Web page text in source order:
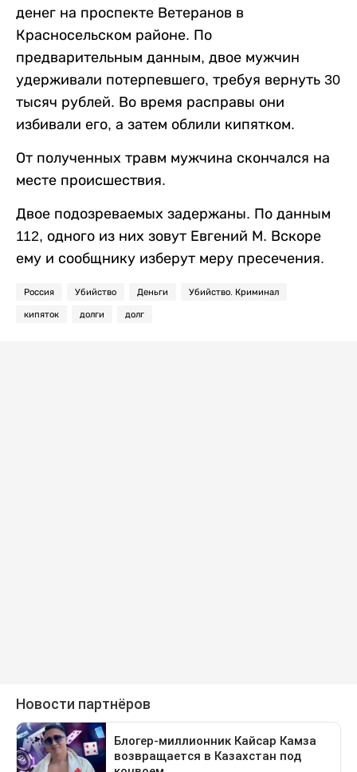
денег на проспекте Ветеранов в
Красносельском районе. По
предварительным данным, двое мужчин
удерживали потерпевшего, требуя вернуть 30
тысяч рублей. Во время расправы они
избивали его, а затем облили кипятком.
От полученных травм мужчина скончался на
месте происшествия.
Двое подозреваемых задержаны. По данным
112, одного из них зовут Евгений М. Вскоре
ему и сообщнику изберут меру пресечения.
Россия Убийство Деньги Убийство. Криминал
кипяток долги долг